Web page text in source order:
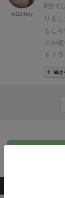
なテ
ぞき
りに
いち
感が
に拡
たが
まし
が最
えな
い作
うか
ね〜
カー
常に
間ゲ
い・
すね。
8分で
りまし
もし
スが
ドド
ィ。点
ト、
をも
って
払う
が左
従い
続き
m1114toy
後、
このボードゲ